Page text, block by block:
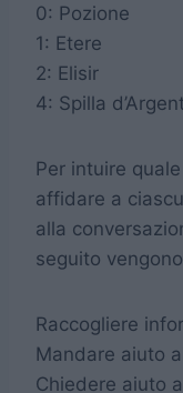
0: Pozione
1: Etere
2: Elisir
4: Spilla
Per intuire
affidare a
alla
seguito
Raccogliere
Mandare aiuto
Chiedere aiuto